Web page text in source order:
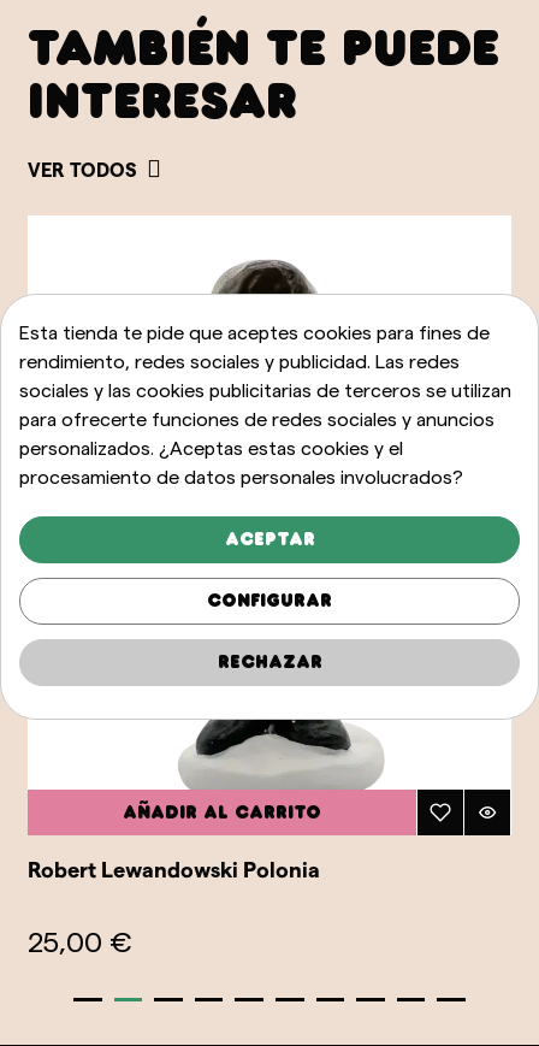
TAMBIÉN TE PUEDE
INTERESAR
VER TODOS
Añadir al carrito
Robert Lewandowski Polonia
25,00 €
Esta tienda te pide que aceptes cookies para fines de
rendimiento, redes sociales y publicidad. Las redes
sociales y las cookies publicitarias de terceros se utilizan
para ofrecerte funciones de redes sociales y anuncios
personalizados. ¿Aceptas estas cookies y el
procesamiento de datos personales involucrados?
Aceptar
Configurar
Rechazar